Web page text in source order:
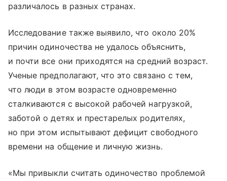
различалось в разных странах.
Исследование также выявило, что около 20%
причин одиночества не удалось объяснить,
и почти все они приходятся на средний возраст.
Ученые предполагают, что это связано с тем,
что люди в этом возрасте одновременно
сталкиваются с высокой рабочей нагрузкой,
заботой о детях и престарелых родителях,
но при этом испытывают дефицит свободного
времени на общение и личную жизнь.
«Мы привыкли считать одиночество проблемой